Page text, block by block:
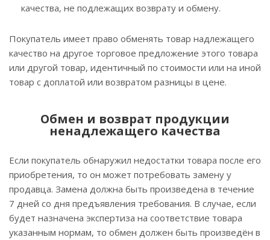
качества, не подлежащих возврату и обмену.
Покупатель имеет право обменять товар надлежащего
качество на другое торговое предложение этого товара
или другой товар, идентичный по стоимости или на иной
товар с доплатой или возвратом разницы в цене.
Обмен и возврат продукции
ненадлежащего качества
Если покупатель обнаружил недостатки товара после его
приобретения, то он может потребовать замену у
продавца. Замена должна быть произведена в течение
7 дней со дня предъявления требования. В случае, если
будет назначена экспертиза на соответствие товара
указанным нормам, то обмен должен быть произведён в